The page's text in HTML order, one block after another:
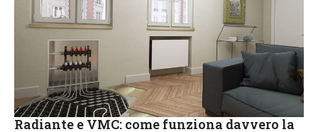
Radiante e VMC: come funziona davvero la